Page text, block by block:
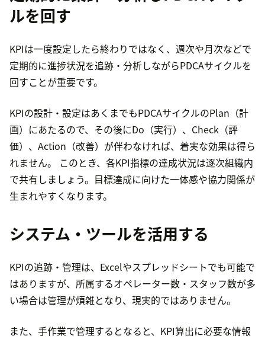
ルを回す
KPIは一度設定したら終わりではなく、週次や月次などで
定期的に進捗状況を追跡・分析しながらPDCAサイクルを
回すことが重要です。
KPIの設計・設定はあくまでもPDCAサイクルのPlan（計
画）にあたるので、その後にDo（実行）、Check（評
価）、Action（改善）が伴わなければ、着実な効果は得ら
れません。 このとき、各KPI指標の達成状況は逐次組織内
で共有しましょう。目標達成に向けた一体感や協力関係が
生まれやすくなります。
システム・ツールを活用する
KPIの追跡・管理は、Excelやスプレッドシートでも可能で
はありますが、所属するオペレーター数・スタッフ数が多
い場合は管理が煩雑となり、現実的ではありません。
また、手作業で管理するとなると、KPI算出に必要な情報